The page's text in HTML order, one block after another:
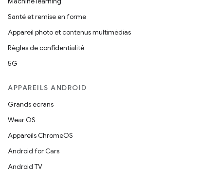
Santé et remise en forme
Appareil photo et contenus multimédias
Règles de confidentialité
5G
APPAREILS ANDROID
Grands écrans
Wear OS
Appareils ChromeOS
Android for Cars
Android TV